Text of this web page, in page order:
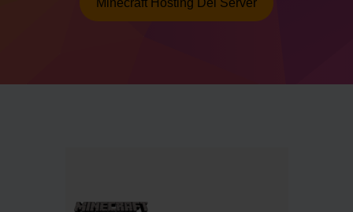
Minecraft Hosting Del Server